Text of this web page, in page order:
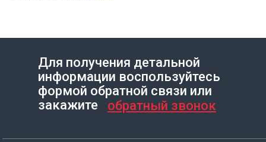
Создание сайта на ТильдеLeto.Website
Для получения детальной
информации воспользуйтесь
формой обратной связи или
закажите
обратный звонок